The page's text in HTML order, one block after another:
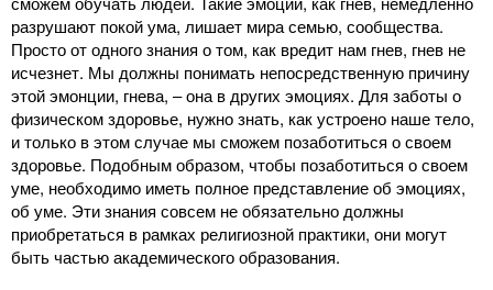
разрушают покой ума, лишает мира семью, сообщества.
Просто от одного знания о том, как вредит нам гнев, гнев не
исчезнет. Мы должны понимать непосредственную причину
этой эмонции, гнева, ‒ она в других эмоциях. Для заботы о
физическом здоровье, нужно знать, как устроено наше тело,
и только в этом случае мы сможем позаботиться о своем
здоровье. Подобным образом, чтобы позаботиться о своем
уме, необходимо иметь полное представление об эмоциях,
об уме. Эти знания совсем не обязательно должны
приобретаться в рамках религиозной практики, они могут
быть частью академического образования.